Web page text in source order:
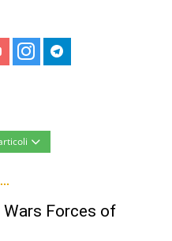
Wars Forces of